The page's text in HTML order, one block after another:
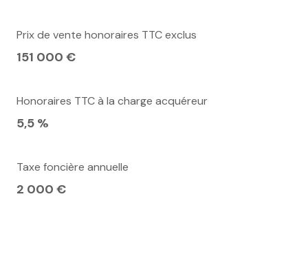
Prix de vente honoraires TTC exclus
151 000 €
Honoraires TTC à la charge acquéreur
5,5 %
Taxe foncière annuelle
2 000 €